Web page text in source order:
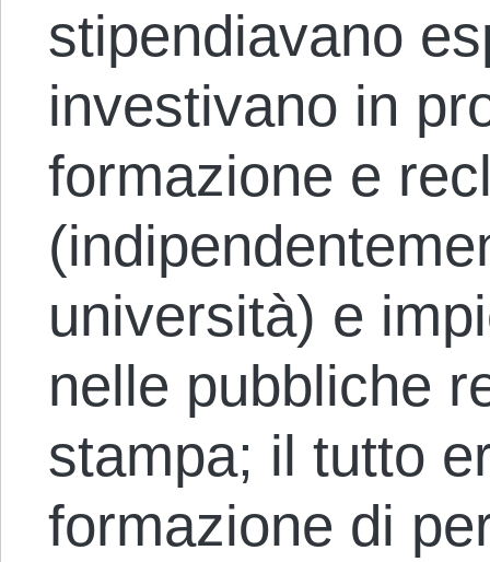
stipendiavano
investivano in
formazione e
università) e
nelle pubbliche
stampa; il tutto
formazione di